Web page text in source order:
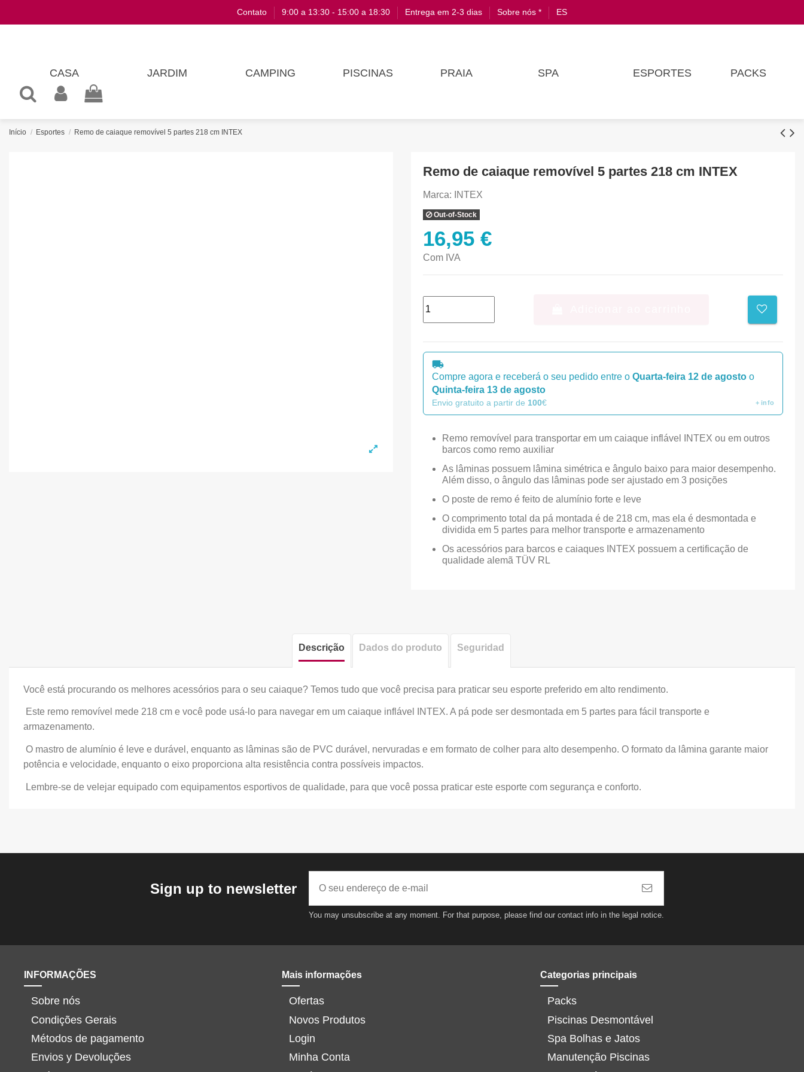
Contato 9:00 a 13:30 - 15:00 a 18:30 Entrega em 2-3 dias Sobre nós * ES
CASA JARDIM CAMPING PISCINAS PRAIA SPA ESPORTES PACKS
Início Esportes Remo de caiaque removível 5 partes 218 cm INTEX
Remo de caiaque removível 5 partes 218 cm INTEX
Marca: INTEX
Out-of-Stock
16,95 €
Com IVA
Compre agora e receberá o seu pedido entre o Quarta-feira 12 de agosto o
Quinta-feira 13 de agosto
Envio gratuito a partir de 100€ + info
Remo removível para transportar em um caiaque inflável INTEX ou em outros
barcos como remo auxiliar
As lâminas possuem lâmina simétrica e ângulo baixo para maior desempenho.
Além disso, o ângulo das lâminas pode ser ajustado em 3 posições
O poste de remo é feito de alumínio forte e leve
O comprimento total da pá montada é de 218 cm, mas ela é desmontada e
dividida em 5 partes para melhor transporte e armazenamento
Os acessórios para barcos e caiaques INTEX possuem a certificação de
qualidade alemã TÜV RL
Descrição Dados do produto Seguridad
Você está procurando os melhores acessórios para o seu caiaque? Temos tudo que você precisa para praticar seu esporte preferido em alto rendimento.
Este remo removível mede 218 cm e você pode usá-lo para navegar em um caiaque inflável INTEX. A pá pode ser desmontada em 5 partes para fácil transporte e
armazenamento.
O mastro de alumínio é leve e durável, enquanto as lâminas são de PVC durável, nervuradas e em formato de colher para alto desempenho. O formato da lâmina garante maior
potência e velocidade, enquanto o eixo proporciona alta resistência contra possíveis impactos.
Lembre-se de velejar equipado com equipamentos esportivos de qualidade, para que você possa praticar este esporte com segurança e conforto.
Sign up to newsletter
You may unsubscribe at any moment. For that purpose, please find our contact info in the legal notice.
INFORMAÇÕES
Sobre nós
Condições Gerais
Métodos de pagamento
Envios y Devoluções
Mais informações
Ofertas
Novos Produtos
Login
Minha Conta
Categorias principais
Packs
Piscinas Desmontável
Spa Bolhas e Jatos
Manutenção Piscinas